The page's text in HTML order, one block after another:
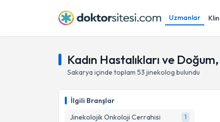
Uzmanlar
Kadın Hastalıkları ve
Sakarya içinde toplam 53 jinekolog bulundu
İlgili Branşlar
Jinekolojik Onkoloji Cerrahisi
1